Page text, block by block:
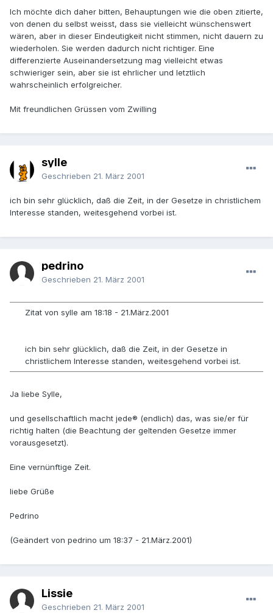
Ich möchte dich daher bitten, Behauptungen wie die oben zitierte,
von denen du selbst weisst, dass sie vielleicht wünschenswert
wären, aber in dieser Eindeutigkeit nicht stimmen, nicht dauern zu
wiederholen. Sie werden dadurch nicht richtiger. Eine
differenzierte Auseinandersetzung mag vielleicht etwas
schwieriger sein, aber sie ist ehrlicher und letztlich
wahrscheinlich erfolgreicher.
Mit freundlichen Grüssen vom Zwilling
sylle
Geschrieben 21. März 2001
ich bin sehr glücklich, daß die Zeit, in der Gesetze in christlichem
Interesse standen, weitesgehend vorbei ist.
pedrino
Geschrieben 21. März 2001
Zitat von sylle am 18:18 - 21.März.2001
ich bin sehr glücklich, daß die Zeit, in der Gesetze in
christlichem Interesse standen, weitesgehend vorbei ist.
Ja liebe Sylle,
und gesellschaftlich macht jede® (endlich) das, was sie/er für
richtig halten (die Beachtung der geltenden Gesetze immer
vorausgesetzt).
Eine vernünftige Zeit.
liebe Grüße
Pedrino
(Geändert von pedrino um 18:37 - 21.März.2001)
Lissie
Geschrieben 21. März 2001